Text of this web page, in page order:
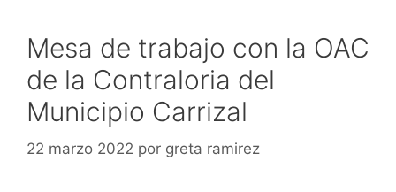
Mesa de trabajo con la OAC
de la Contraloria del
Municipio Carrizal
22 marzo 2022 por greta ramirez